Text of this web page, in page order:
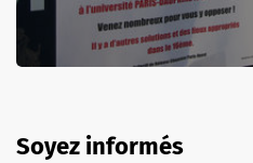
Soyez informés